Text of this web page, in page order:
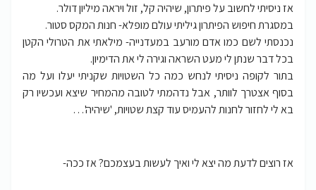
אז ניסיתי לחשוב על פיתרון, שיהיה קל, זול ויראה מיליון דולר.
במסגרת חיפוש הפיתרון גיליתי עולם מופלא- חנות המקס סטור.
נכנסתי לשם כמו אדם מורעב במעדנייה- מילאתי את הטרולי הקטן
בכל דבר שנתן לי מעט השראה וגירה לי את הדימיון.
בתור לקופה ניסיתי לנחש כמה כל השטויות שקניתי יעלו ועל מה
בסוף אצטרך לוותר, אבל נדהמתי לטובה מהמחיר שיצא ועכשיו רק
בא לי לחזור לחנות להעמיס עוד קצת שטויות, 'שיהיה'…
אז רוצים לדעת מה יצא לי ואיך לעשות בעצמכם? אז ככה-